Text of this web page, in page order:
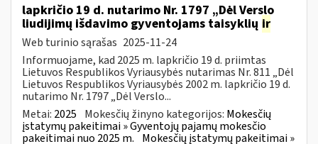
lapkričio 19 d. nutarimo Nr. 1797 „Dėl Verslo
liudijimų išdavimo gyventojams taisyklių ir
Web turinio sąrašas 2025-11-24
Informuojame, kad 2025 m. lapkričio 19 d. priimtas
Lietuvos Respublikos Vyriausybės nutarimas Nr. 811 „Dėl
Lietuvos Respublikos Vyriausybės 2002 m. lapkričio 19 d.
nutarimo Nr. 1797 „Dėl Verslo...
Metai: 2025 Mokesčių žinyno kategorijos: Mokesčių
įstatymų pakeitimai » Gyventojų pajamų mokesčio
pakeitimai nuo 2025 m. Mokesčių įstatymų pakeitimai »